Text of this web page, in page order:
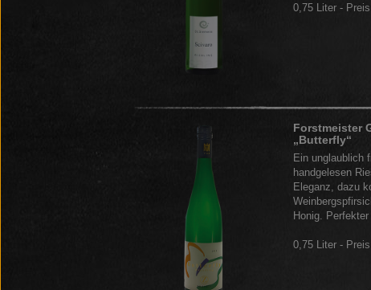
0,75 Liter -
Forstmeister
„Butterfly“
Ein unglaublich
handgelesen
Eleganz, dazu
Honig.
0,75 Liter -